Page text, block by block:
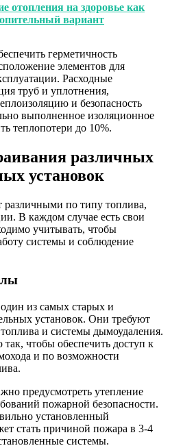
отопления на здоровье как
вариант
герметичность
элементов для
Расходные
труб и уплотнения,
и безопасность
выполненное изоляционное
теплопотери до 10%.
различных
установок
по типу топлива,
В каждом случае есть свои
учитывать, чтобы
системы и соблюдение
из самых старых и
установок. Они требуют
и системы дымоудаления.
чтобы обеспечить доступ к
и по возможности
предусмотреть утепление
пожарной безопасности.
установленный
стать причиной пожара в 3-4
системы.